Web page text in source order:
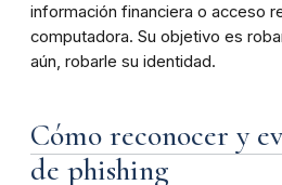
información financiera o acceso
computadora. Su objetivo es
aún, robarle su identidad.
Cómo reconocer y
de phishing